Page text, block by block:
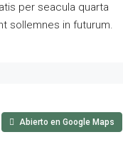
per seacula quarta
sollemnes in futurum.
Abierto en Google Maps